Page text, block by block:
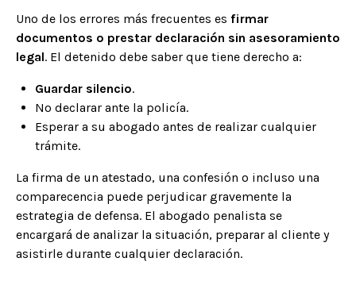
Uno de los errores más frecuentes es firmar
documentos o prestar declaración sin asesoramiento
legal. El detenido debe saber que tiene derecho a:
Guardar silencio.
No declarar ante la policía.
Esperar a su abogado antes de realizar cualquier
trámite.
La firma de un atestado, una confesión o incluso una
comparecencia puede perjudicar gravemente la
estrategia de defensa. El abogado penalista se
encargará de analizar la situación, preparar al cliente y
asistirle durante cualquier declaración.